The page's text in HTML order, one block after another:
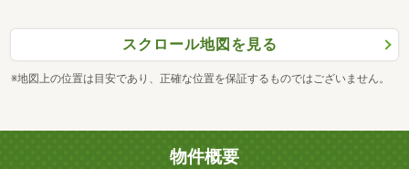
スクロール地図を見る
※地図上の位置は目安であり、正確な位置を保証するものではございません。
物件概要